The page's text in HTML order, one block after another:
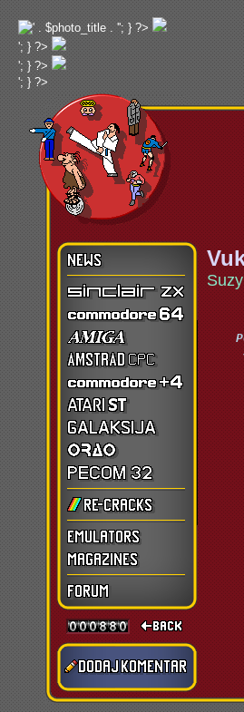
'; } ?>
'; } ?>
'; } ?>
'; } ?>